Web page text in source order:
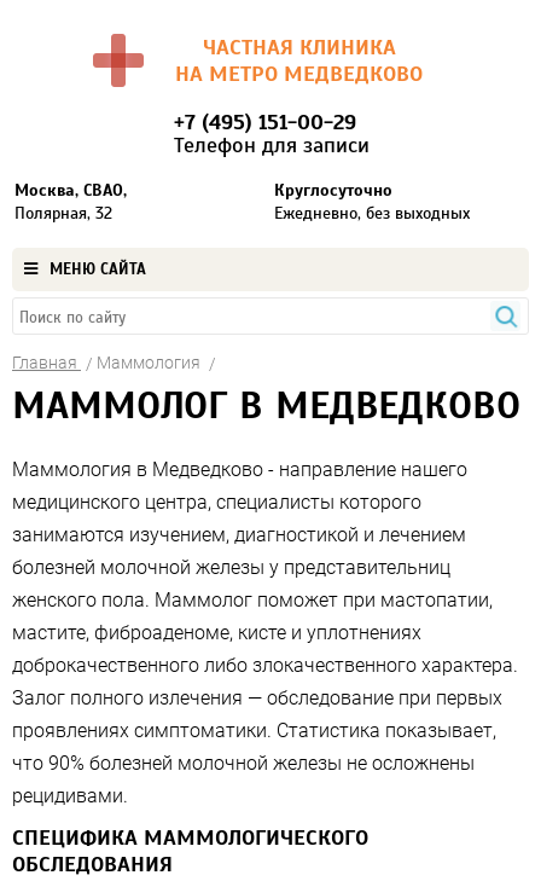
ЧАСТНАЯ КЛИНИКА
НА МЕТРО МЕДВЕДКОВО
Москва, СВАО,
Полярная, 32
+7 (495) 151-00-29
Телефон для записи
Круглосуточно
Ежедневно, без выходных
МЕНЮ САЙТА
Главная Маммология
МАММОЛОГ В МЕДВЕДКОВО
Маммология в Медведково - направление нашего
медицинского центра, специалисты которого
занимаются изучением, диагностикой и лечением
болезней молочной железы у представительниц
женского пола. Маммолог поможет при мастопатии,
мастите, фиброаденоме, кисте и уплотнениях
доброкачественного либо злокачественного характера.
Залог полного излечения — обследование при первых
проявлениях симптоматики. Статистика показывает,
что 90% болезней молочной железы не осложнены
рецидивами.
СПЕЦИФИКА МАММОЛОГИЧЕСКОГО
ОБСЛЕДОВАНИЯ